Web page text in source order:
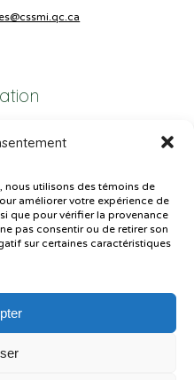
nous utilisons des témoins de
améliorer votre expérience de
que pour vérifier la provenance
pas consentir ou de retirer son
sur certaines caractéristiques
site
à l’élève